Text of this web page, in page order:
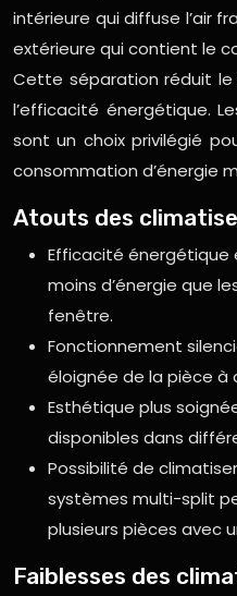
intérieure qui diffuse l’air
extérieure qui contient le
Cette séparation réduit le
l’efficacité énergétique.
sont un choix privilégié
consommation d’énergie
Atouts des
Efficacité énergétique
moins d’énergie que
fenêtre.
Fonctionnement
éloignée de la pièce à
Esthétique plus
disponibles dans
Possibilité de
systèmes multi-split
plusieurs pièces avec
Faiblesses des